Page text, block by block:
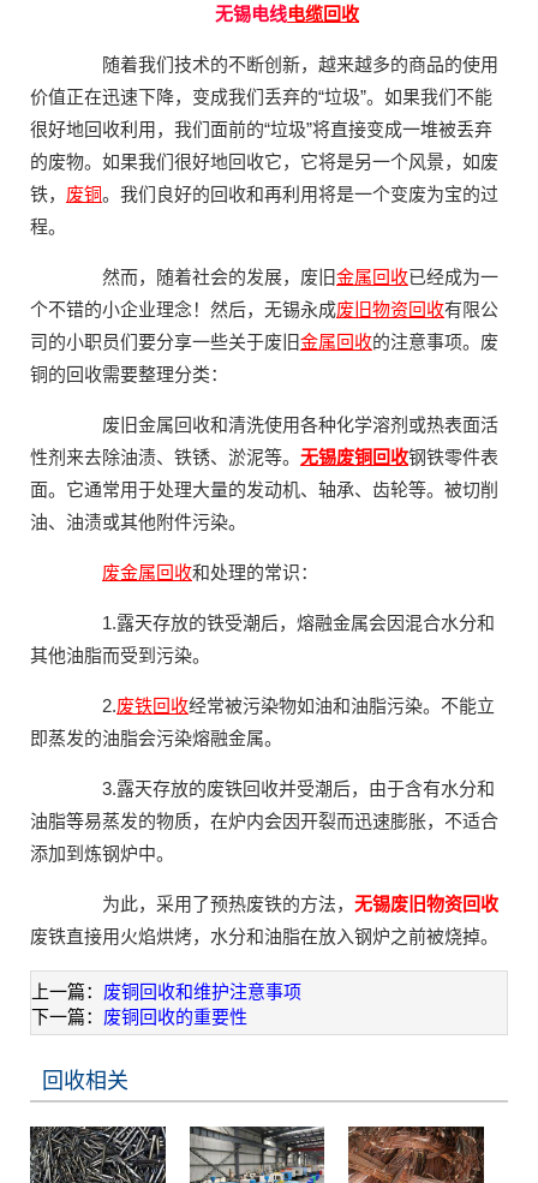
无锡电线电缆回收
随着我们技术的不断创新，越来越多的商品的使用
价值正在迅速下降，变成我们丢弃的“垃圾”。如果我们不能
很好地回收利用，我们面前的“垃圾”将直接变成一堆被丢弃
的废物。如果我们很好地回收它，它将是另一个风景，如废
铁， 废铜。我们良好的回收和再利用将是一个变废为宝的过
程。
然而，随着社会的发展，废旧金属回收已经成为一
个不错的小企业理念！然后，无锡永成废旧物资回收有限公
司的小职员们要分享一些关于废旧金属回收的注意事项。废
铜的回收需要整理分类：
废旧金属回收和清洗使用各种化学溶剂或热表面活
性剂来去除油渍、铁锈、淤泥等。 无锡废铜回收钢铁零件表
面。它通常用于处理大量的发动机、轴承、齿轮等。被切削
油、油渍或其他附件污染。
废金属回收和处理的常识：
1.露天存放的铁受潮后，熔融金属会因混合水分和
其他油脂而受到污染。
2.废铁回收经常被污染物如油和油脂污染。不能立
即蒸发的油脂会污染熔融金属。
3.露天存放的废铁回收并受潮后，由于含有水分和
油脂等易蒸发的物质，在炉内会因开裂而迅速膨胀，不适合
添加到炼钢炉中。
为此，采用了预热废铁的方法， 无锡废旧物资回收
废铁直接用火焰烘烤，水分和油脂在放入钢炉之前被烧掉。
上一篇： 废铜回收和维护注意事项
下一篇： 废铜回收的重要性
回收相关